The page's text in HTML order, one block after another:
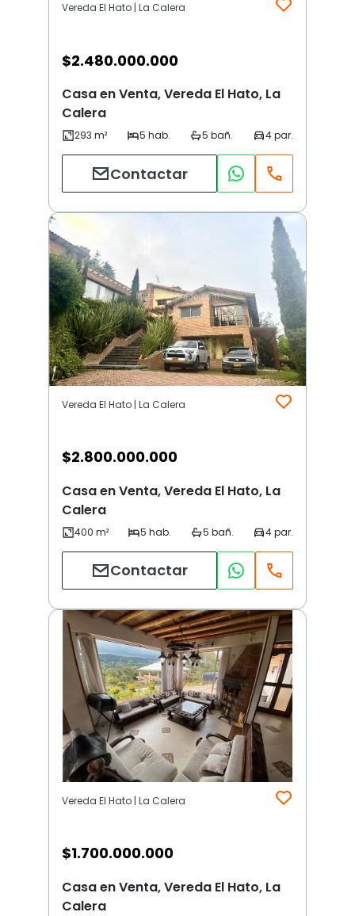
Vereda El Hato | La Calera
$2.480.000.000
Casa en Venta, Vereda El Hato, La
Calera
Contactar
Vereda El Hato | La Calera
$2.800.000.000
Casa en Venta, Vereda El Hato, La
Calera
Contactar
Vereda El Hato | La Calera
$1.700.000.000
Casa en Venta, Vereda El Hato, La
Calera